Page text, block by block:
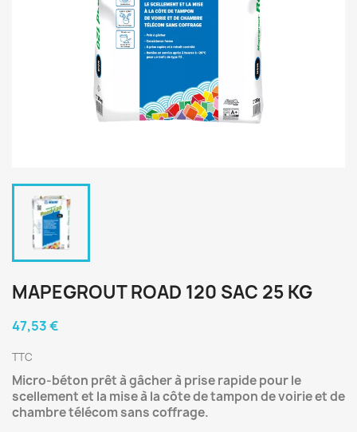
MAPEGROUT ROAD 120 SAC 25 KG
47,53 €
TTC
Micro-béton prêt à gâcher à prise rapide pour le
scellement et la mise à la côte de tampon de voirie et de
chambre télécom sans coffrage.